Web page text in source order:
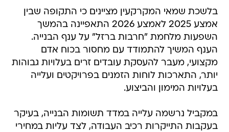
בלשכת שמאי המקרקעין מציינים כי התקופה שבין
אמצע 2025 לאמצע 2026 התאפיינה בהמשך
השפעות מלחמת "חרבות ברזל" על ענף הבנייה.
הענף המשיך להתמודד עם מחסור בכוח אדם
מקצועי, מעבר להעסקת עובדים זרים בעלויות גבוהות
יותר, התארכות לוחות הזמנים בפרויקטים ועלייה
בעלויות המימון והביצוע.
במקביל נרשמה עלייה במדד תשומות הבנייה, בעיקר
בעקבות התייקרות רכיב העבודה, לצד עליות במחירי